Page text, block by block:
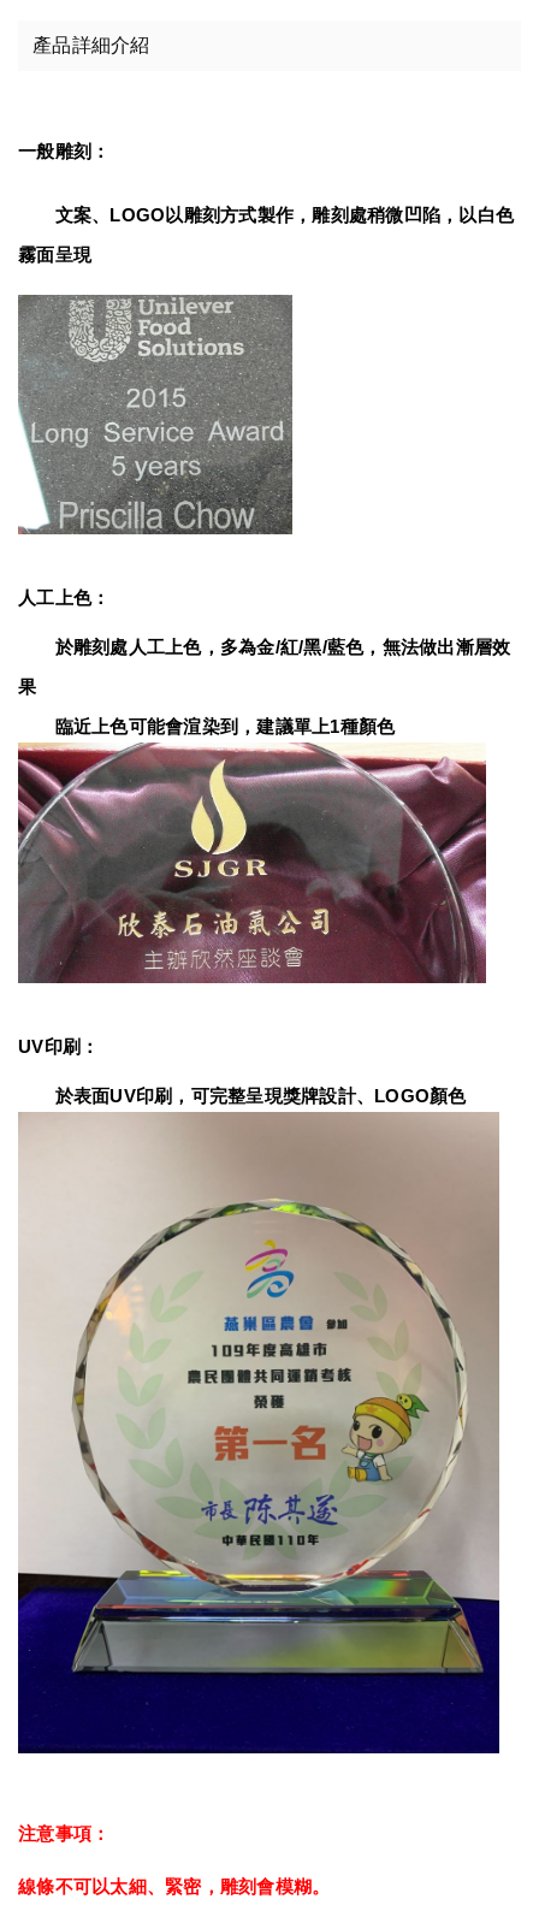
產品詳細介紹
一般雕刻：
文案、LOGO以雕刻方式製作，雕刻處稍微凹陷，以白色
霧面呈現
人工上色：
於雕刻處人工上色，多為金/紅/黑/藍色，無法做出漸層效
果
臨近上色可能會渲染到，建議單上1種顏色
UV印刷：
於表面UV印刷，可完整呈現獎牌設計、LOGO顏色
注意事項：
線條不可以太細、緊密，雕刻會模糊。